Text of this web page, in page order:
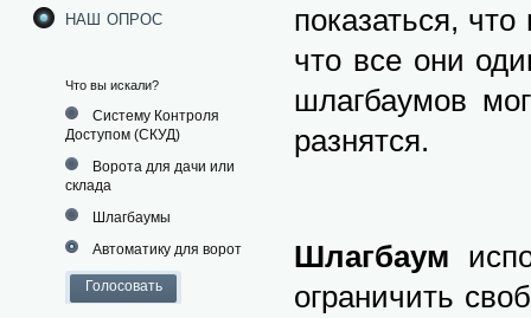
наш опрос
Что вы искали?
Систему Контроля
Доступом (СКУД)
Ворота для дачи или
склада
Шлагбаумы
Автоматику для ворот
показаться,
что все они
шлагбаумов
разнятся.
Шлагбаум
ограничить